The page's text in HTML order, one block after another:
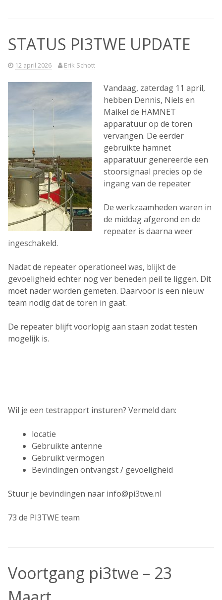
STATUS PI3TWE UPDATE
12 april 2026 Erik Schott
Vandaag, zaterdag 11 april,
hebben Dennis, Niels en
Maikel de HAMNET
apparatuur op de toren
vervangen. De eerder
gebruikte hamnet
apparatuur genereerde een
stoorsignaal precies op de
ingang van de repeater
De werkzaamheden waren in
de middag afgerond en de
repeater is daarna weer
ingeschakeld.
Nadat de repeater operationeel was, blijkt de
gevoeligheid echter nog ver beneden peil te liggen. Dit
moet nader worden gemeten. Daarvoor is een nieuw
team nodig dat de toren in gaat.
De repeater blijft voorlopig aan staan zodat testen
mogelijk is.
Wil je een testrapport insturen? Vermeld dan:
locatie
Gebruikte antenne
Gebruikt vermogen
Bevindingen ontvangst / gevoeligheid
Stuur je bevindingen naar info@pi3twe.nl
73 de PI3TWE team
Voortgang pi3twe – 23